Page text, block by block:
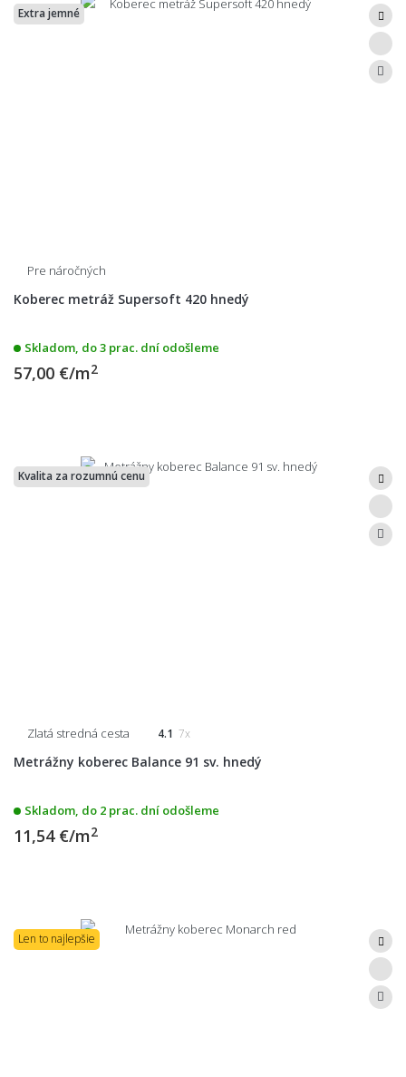
Extra jemné
Pre náročných
Koberec metráž Supersoft 420 hnedý
Skladom, do 3 prac. dní odošleme
57,00 €/m2
Kvalita za rozumnú cenu
Zlatá stredná cesta 4.1 7x
Metrážny koberec Balance 91 sv. hnedý
Skladom, do 2 prac. dní odošleme
11,54 €/m2
Len to najlepšie